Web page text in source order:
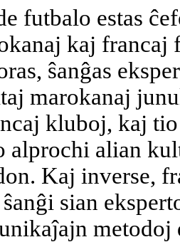
futbalo estas
kaj francaj
ŝanĝas
marokanaj
kluboj, kaj
alprochi alian
Kaj inverse,
sian
metodoj